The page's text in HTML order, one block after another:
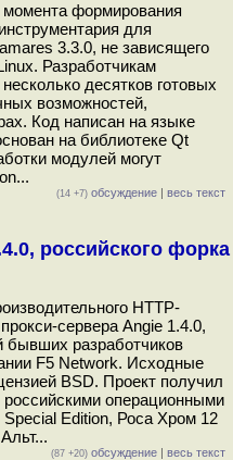
момента формирования
для
3.3.0, не зависящего
Разработчикам
десятков готовых
возможностей,
Код написан на языке
на библиотеке Qt
модулей могут
(14 +7) обсуждение | весь текст
российского форка
HTTP-
сервера Angie 1.4.0,
бывших разработчиков
F5 Network. Исходные
BSD. Проект получил
операционными
Edition, Роса Хром 12
(87 +20) обсуждение | весь текст